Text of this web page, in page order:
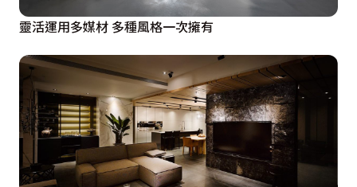
靈活運用多媒材 多種風格一次擁有